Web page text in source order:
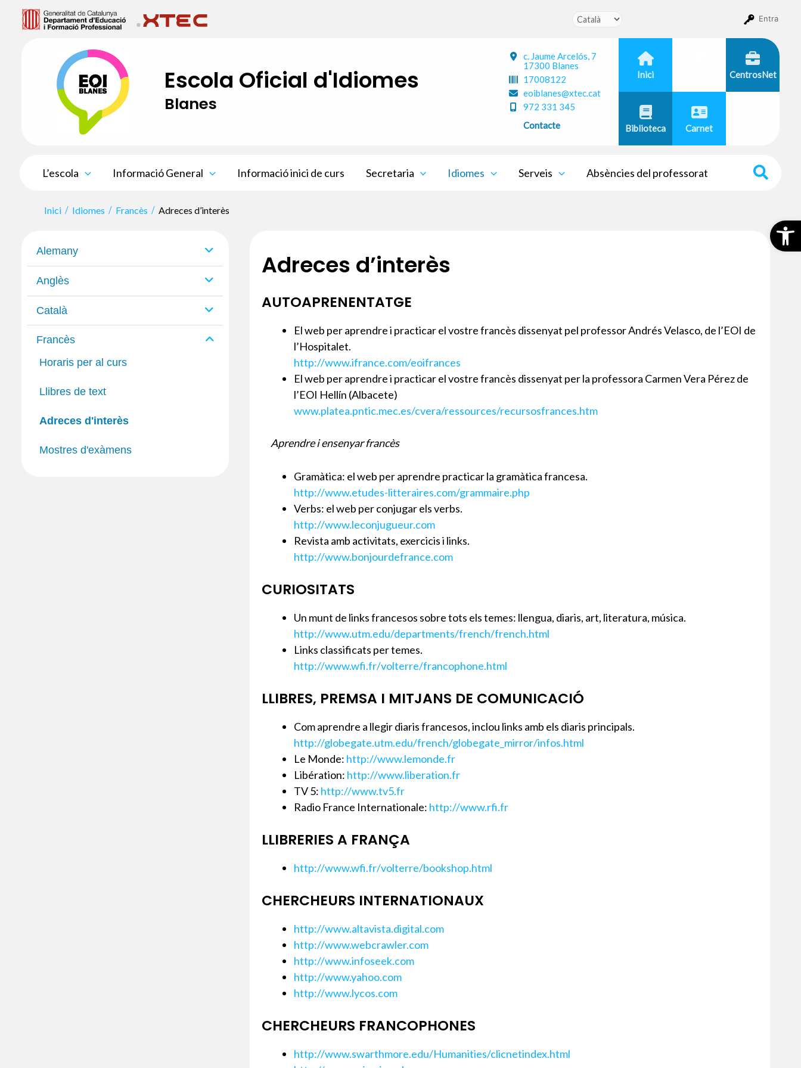
Entra
Escola Oficial d'Idiomes
Blanes
c. Jaume Arcelós, 7
17300 Blanes
17008122
eoiblanes@xtec.cat
972 331 345
Contacte
Inici CentrosNet
Biblioteca Carnet
L’escola Informació General Informació inici de curs Secretaria Idiomes Serveis Absències del professorat
Inici Idiomes Francès Adreces d’interès
Alemany
Anglès
Català
Francès
Horaris per al curs
Llibres de text
Adreces d'interès
Mostres d'exàmens
Adreces d’interès
AUTOAPRENENTATGE
El web per aprendre i practicar el vostre francès dissenyat pel professor Andrés Velasco, de l’EOI de
l’Hospitalet.
http://www.ifrance.com/eoifrances
El web per aprendre i practicar el vostre francès dissenyat per la professora Carmen Vera Pérez de
l’EOI Hellín (Albacete)
www.platea.pntic.mec.es/cvera/ressources/recursosfrances.htm
Aprendre i ensenyar francès
Gramàtica: el web per aprendre practicar la gramàtica francesa.
http://www.etudes-litteraires.com/grammaire.php
Verbs: el web per conjugar els verbs.
http://www.leconjugueur.com
Revista amb activitats, exercicis i links.
http://www.bonjourdefrance.com
CURIOSITATS
Un munt de links francesos sobre tots els temes: llengua, diaris, art, literatura, música.
http://www.utm.edu/departments/french/french.html
Links classificats per temes.
http://www.wfi.fr/volterre/francophone.html
LLIBRES, PREMSA I MITJANS DE COMUNICACIÓ
Com aprendre a llegir diaris francesos, inclou links amb els diaris principals.
http://globegate.utm.edu/french/globegate_mirror/infos.html
Le Monde: http://www.lemonde.fr
Libération: http://www.liberation.fr
TV 5: http://www.tv5.fr
Radio France Internationale: http://www.rfi.fr
LLIBRERIES A FRANÇA
http://www.wfi.fr/volterre/bookshop.html
CHERCHEURS INTERNATIONAUX
http://www.altavista.digital.com
http://www.webcrawler.com
http://www.infoseek.com
http://www.yahoo.com
http://www.lycos.com
CHERCHEURS FRANCOPHONES
http://www.swarthmore.edu/Humanities/clicnetindex.html